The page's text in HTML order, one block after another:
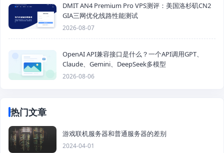
DMIT AN4 Premium Pro VPS测评：美国洛杉矶CN2
GIA三网优化线路性能测试
2026-08-07
OpenAI API兼容接口是什么？一个API调用GPT、
Claude、Gemini、DeepSeek多模型
2026-08-06
热门文章
游戏联机服务器和普通服务器的差别
2024-04-01